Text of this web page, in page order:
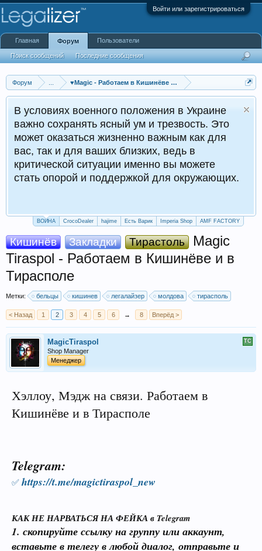
Войти или зарегистрироваться
Форум ♥Мagiс - Работаем в Кишинёве и в Тирасполе♥
В условиях военного положения в Украине
важно сохранять ясный ум и трезвость. Это
может оказаться жизненно важным как для
вас, так и для ваших близких, ведь в
критической ситуации именно вы можете
стать опорой и поддержкой для окружающих.
ВОЙНА CrocoDealer hajime Есть Варик Imperia Shop AMF FACTORY
Кишинёв Закладки Тирастоль
Мagiс
Tiraspol - Работаем в Кишинёве и в
Тирасполе
Метки: бельцы кишинев легалайзер молдова тирасполь
< Назад 1 2 3 4 5 6 → 8 Вперёд >
MagicTiraspol
Shop Manager
Менеджер
Хэллоу, Мэдж на связи. Работаем в
Кишинёве и в Тирасполе
Telegram:
✅ https://t.me/magictiraspol_new
КАК НЕ НАРВАТЬСЯ НА ФЕЙКА в Telegram
1. скопируйте ссылку на группу или аккаунт,
вставьте в телегу в любой диалог, отправьте и
Главная Форум
Поиск сообщений Последние сообщения
Пользователи